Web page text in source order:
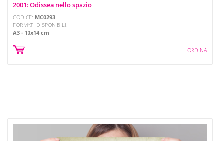
2001: Odissea nello spazio
CODICE: MC0293
FORMATI DISPONIBILI:
A3
10x14 cm
ORDINA